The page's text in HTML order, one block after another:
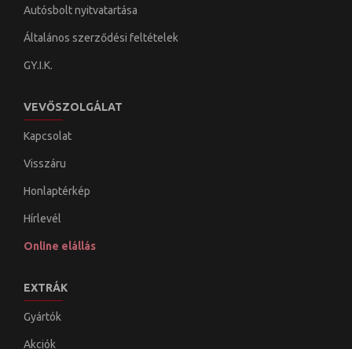
Autósbolt nyitvatartása
Általános szerződési feltételek
GY.I.K.
VEVŐSZOLGÁLAT
Kapcsolat
Visszáru
Honlaptérkép
Hírlevél
Online elállás
EXTRÁK
Gyártók
Akciók